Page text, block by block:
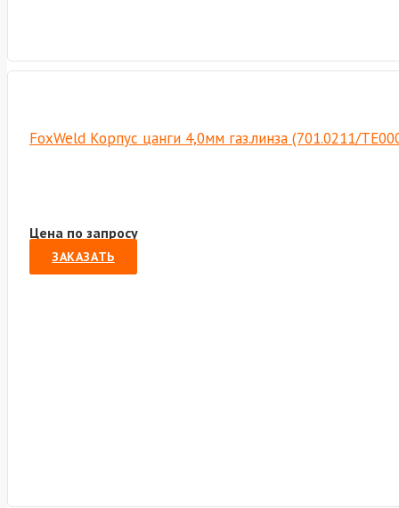
FoxWeld Корпус цанги 4,0мм газ.линза (701.0211/
Цена по запросу
ЗАКАЗАТЬ